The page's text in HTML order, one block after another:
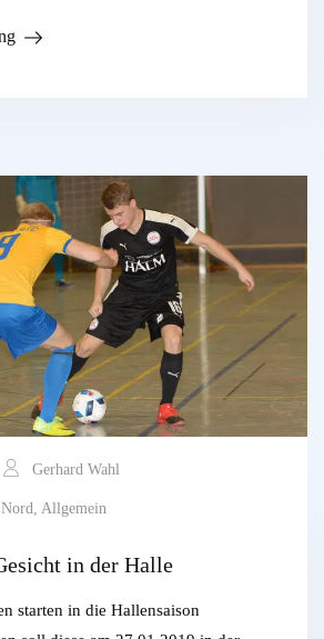
Gerhard Wahl
Allgemein
in der Halle
starten in die Hallensaison